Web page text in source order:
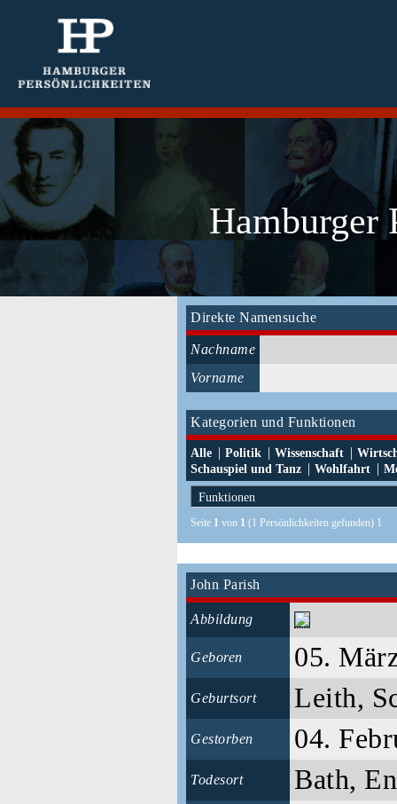
Hamburger
Direkte Namensuche
Nachname
Vorname
Kategorien und Funktionen
Alle | Politik | Wissenschaft |
Schauspiel und Tanz | Wohlfahrt |
Seite 1 von 1 (1 Persönlichkeiten gefunden) 1
John Parish
Abbildung
Geboren 05.
Geburtsort Leith,
Gestorben 04.
Todesort Bath,